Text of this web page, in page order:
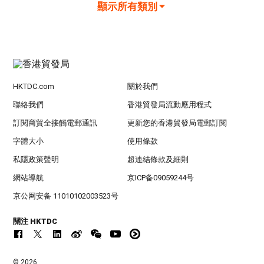
顯示所有類別
HKTDC.com 關於我們
聯絡我們 香港貿發局流動應用程式
訂閱商貿全接觸電郵通訊 更新您的香港貿發局電郵訂閱
字體大小 使用條款
私隱政策聲明 超連結條款及細則
網站導航 京ICP备09059244号
京公网安备 11010102003523号
關注 HKTDC